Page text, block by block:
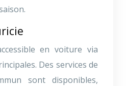
en voiture via
Des services de
sont disponibles,